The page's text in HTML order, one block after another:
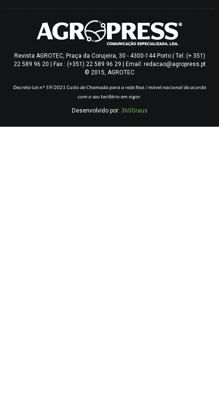
Revista AGROTEC, Praça da Corujeira, 30 - 4300-144 Porto | Tel: (+ 351)
22 589 96 20 | Fax : (+351) 22 589 96 29 | Email: redacao@agropress.pt
© 2015, AGROTEC
Decreto-Lei nº 59/2021 Custo de Chamada para a rede fixa / móvel nacional de acordo
com o seu tarifário em vigor.
Desenvolvido por: 360Graus